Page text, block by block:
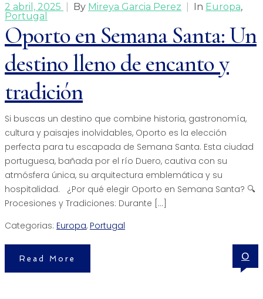
2 abril, 2025 By Mireya Garcia Perez In Europa,
Portugal
Oporto en Semana Santa: Un
destino lleno de encanto y
tradición
Si buscas un destino que combine historia, gastronomía,
cultura y paisajes inolvidables, Oporto es la elección
perfecta para tu escapada de Semana Santa. Esta ciudad
portuguesa, bañada por el río Duero, cautiva con su
atmósfera única, su arquitectura emblemática y su
hospitalidad. ¿Por qué elegir Oporto en Semana Santa? 🔍
Procesiones y Tradiciones: Durante […]
Categorias: Europa, Portugal
Read More 0